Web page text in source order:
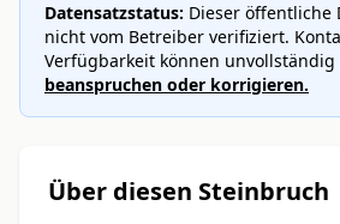
Datensatzstatus: Dieser öffentliche
nicht vom Betreiber verifiziert.
Verfügbarkeit können unvollständig
beanspruchen oder korrigieren.
Über diesen Steinbruch